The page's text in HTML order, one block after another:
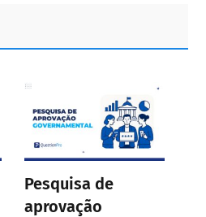
Pesquisa de
aprovação